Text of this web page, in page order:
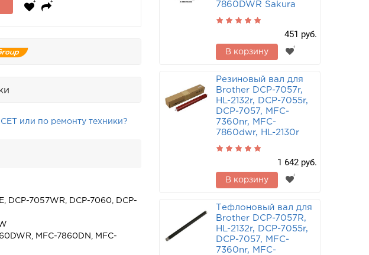
или по ремонту техники?
DCP-7057WR, DCP-7060, DCP-
MFC-7860DN, MFC-
7860DWR Sakura
451 руб.
В корзину
Резиновый вал для
Brother DCP-7057r,
HL-2132r, DCP-7055r,
DCP-7057, MFC-
7360nr, MFC-
7860dwr, HL-2130r
1 642 руб.
В корзину
Тефлоновый вал для
Brother DCP-7057R,
HL-2132r, DCP-7055r,
DCP-7057, MFC-
7360nr, MFC-